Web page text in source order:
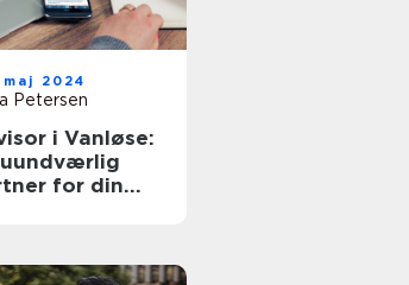
2024
Petersen
i Vanløse:
uundværlig
for din